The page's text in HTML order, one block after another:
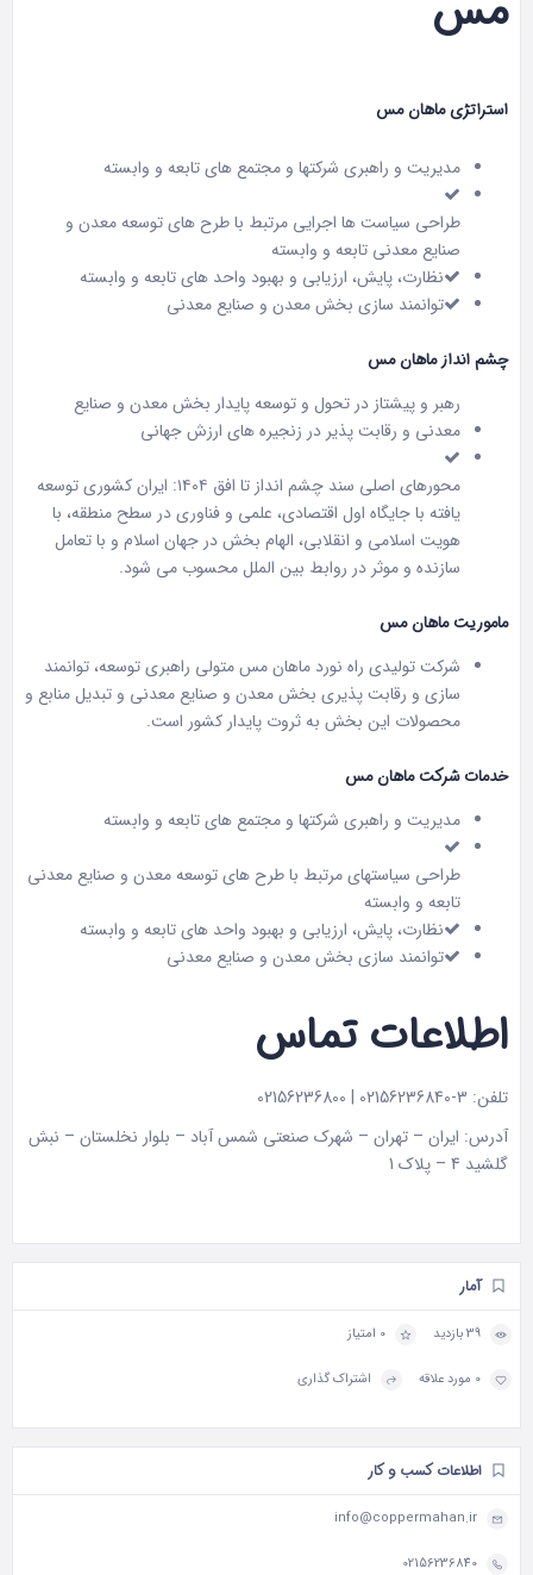
استراتژی ماهان مس
مدیریت و راهبری شرکتها و مجتمع های تابعه و وابسته
طراحی سیاست ها اجرایی مرتبط با طرح های توسعه معدن و
صنایع معدنی تابعه و وابسته
نظارت، پایش، ارزیابی و بهبود واحد های تابعه و وابسته
توانمند سازی بخش معدن و صنایع معدنی
چشم انداز ماهان مس
رهبر و پیشتاز در تحول و توسعه پایدار بخش معدن و صنایع
معدنی و رقابت پذیر در زنجیره های ارزش جهانی
محورهای اصلی سند چشم انداز تا افق ۱۴۰۴: ایران کشوری توسعه
یافته با جایگاه اول اقتصادی، علمی و فناوری در سطح منطقه، با
هویت اسلامی و انقلابی، الهام بخش در جهان اسلام و با تعامل
سازنده و موثر در روابط بین الملل محسوب می شود.
ماموریت ماهان مس
شرکت تولیدی راه نورد ماهان مس متولی راهبری توسعه، توانمند
سازی و رقابت پذیری بخش معدن و صنایع معدنی و تبدیل منابع و
محصولات این بخش به ثروت پایدار کشور است.
خدمات شرکت ماهان مس
مدیریت و راهبری شرکتها و مجتمع های تابعه و وابسته
طراحی سیاستهای مرتبط با طرح های توسعه معدن و صنایع معدنی
تابعه و وابسته
نظارت، پایش، ارزیابی و بهبود واحد های تابعه و وابسته
توانمند سازی بخش معدن و صنایع معدنی
اطلاعات تماس
تلفن: 3-02156236840 | 02156236800
آدرس: ایران – تهران – شهرک صنعتی شمس آباد – بلوار نخلستان – نبش
گلشید 4 – پلاک 1
آمار
39 بازدید 0 امتیاز
0 مورد علاقه اشتراک گذاری
اطلاعات کسب و کار
info@coppermahan.ir
02156236840